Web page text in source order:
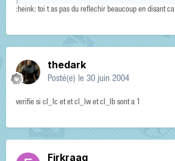
:heink: toi t as pas du reflechir beaucoup en disant ca
thedark
Posté(e) le 30 juin 2004
verifie si cl_lc et et cl_lw et cl_lb sont a 1
Firkraag